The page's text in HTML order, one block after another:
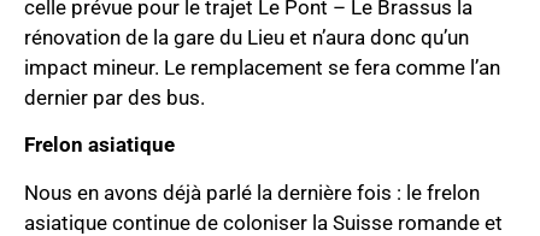
celle prévue pour le trajet Le Pont – Le Brassus la
rénovation de la gare du Lieu et n’aura donc qu’un
impact mineur. Le remplacement se fera comme l’an
dernier par des bus.
Frelon asiatique
Nous en avons déjà parlé la dernière fois : le frelon
asiatique continue de coloniser la Suisse romande et